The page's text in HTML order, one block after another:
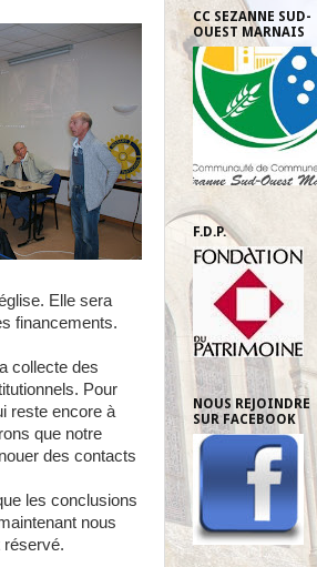
Elle sera
financements.
collecte des
Pour
reste encore à
que notre
des contacts
les conclusions
nous
réservé.
CC SEZANNE SUD-
OUEST MARNAIS
F.D.P.
NOUS REJOINDRE
SUR FACEBOOK